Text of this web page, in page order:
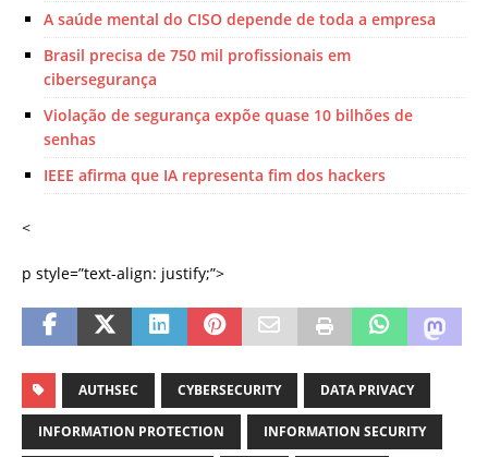
A saúde mental do CISO depende de toda a empresa
Brasil precisa de 750 mil profissionais em
cibersegurança
Violação de segurança expõe quase 10 bilhões de
senhas
IEEE afirma que IA representa fim dos hackers
<
p style=”text-align: justify;”>
AUTHSEC CYBERSECURITY DATA PRIVACY
INFORMATION PROTECTION INFORMATION SECURITY